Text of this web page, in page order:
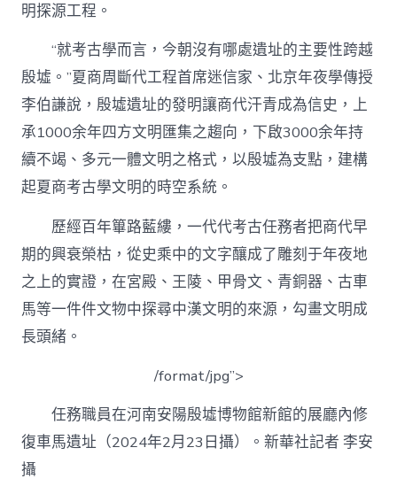
明探源工程。
“就考古學而言，今朝沒有哪處遺址的主要性跨越
殷墟。”夏商周斷代工程首席迷信家、北京年夜學傳授
李伯謙說，殷墟遺址的發明讓商代汗青成為信史，上
承1000余年四方文明匯集之趨向，下啟3000余年持
續不竭、多元一體文明之格式，以殷墟為支點，建構
起夏商考古學文明的時空系統。
歷經百年篳路藍縷，一代代考古任務者把商代早
期的興衰榮枯，從史乘中的文字釀成了雕刻于年夜地
之上的實證，在宮殿、王陵、甲骨文、青銅器、古車
馬等一件件文物中探尋中漢文明的來源，勾畫文明成
長頭緒。
/format/jpg”>
任務職員在河南安陽殷墟博物館新館的展廳內修
復車馬遺址（2024年2月23日攝）。新華社記者 李安
攝